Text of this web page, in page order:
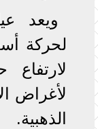
لحركة
لأغراض
الذهبية.